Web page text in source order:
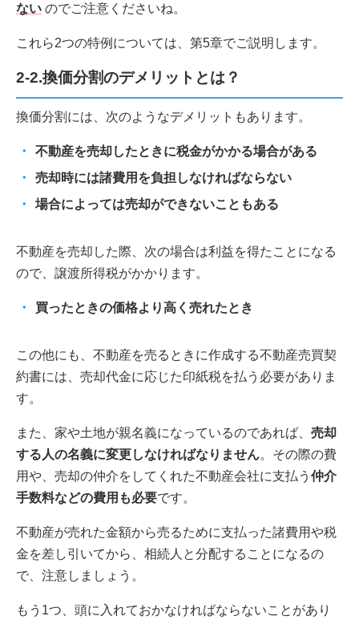
ない のでご注意くださいね。
これら2つの特例については、第5章でご説明します。
2-2.換価分割のデメリットとは？
換価分割には、次のようなデメリットもあります。
不動産を売却したときに税金がかかる場合がある
売却時には諸費用を負担しなければならない
場合によっては売却ができないこともある
不動産を売却した際、次の場合は利益を得たことになる
ので、譲渡所得税がかかります。
買ったときの価格より高く売れたとき
この他にも、不動産を売るときに作成する不動産売買契
約書には、売却代金に応じた印紙税を払う必要がありま
す。
また、家や土地が親名義になっているのであれば、 売却
する人の名義に変更しなければなりません。その際の費
用や、売却の仲介をしてくれた不動産会社に支払う 仲介
手数料などの費用も必要です。
不動産が売れた金額から売るために支払った諸費用や税
金を差し引いてから、相続人と分配することになるの
で、注意しましょう。
もう1つ、頭に入れておかなければならないことがあり